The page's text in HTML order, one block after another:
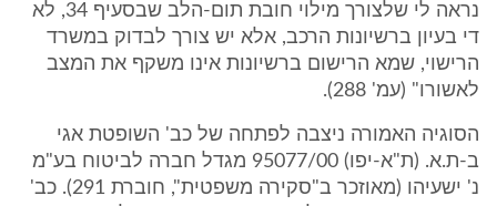
נראה לי שלצורך מילוי חובת תום-הלב שבסעיף 34, לא
די בעיון ברשיונות הרכב, אלא יש צורך לבדוק במשרד
הרישוי, שמא הרישום ברשיונות אינו משקף את המצב
לאשורו" (עמ' 288).
הסוגיה האמורה ניצבה לפתחה של כב' השופטת אגי
ב-ת.א. (ת"א-יפו) 95077/00 מגדל חברה לביטוח בע"מ
נ' ישעיהו (מאוזכר ב"סקירה משפטית", חוברת 291). כב'